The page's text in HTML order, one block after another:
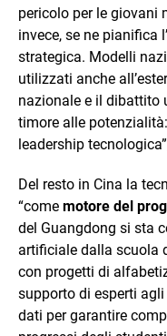
pericolo per le giovani
invece, se ne pianifica
strategica. Modelli
utilizzati anche
nazionale e il dibattito
timore alle
leadership
Del resto in Cina la
“come motore del
del Guangdong si sta
artificiale dalla scuola
con progetti di
supporto di esperti
dati per garantire